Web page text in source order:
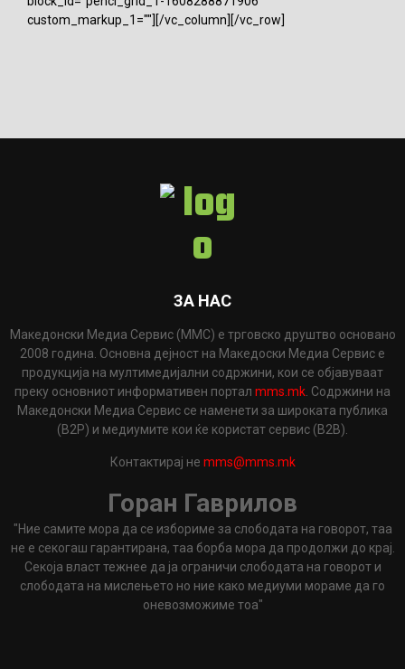
custom_markup_1=""][/vc_column][/vc_row]
ЗА НАС
Македонски Медиа Сервис (ММС) е трговско друштво основано
2008 година. Основна дејност на Македоски Медиа Сервис е
продукција на мултимедијални содржини, кои се објавуваат
преку основниот информативен портал mms.mk . Содржини на
Македонски Медиа Сервис се наменети за широката публика
(B2P) и медиумите кои ќе користат сервис (B2B).
Контактирај не mms@mms.mk
Горан Гаврилов
"Ние самите мора да се избориме за слободата на говорот, таа
не е секогаш гарантирана, таа борба мора да продолжи до крај.
Секоја власт тежнее да ја ограничи слободата на говорот и
слободата на мислењето но ние како медиуми мораме да го
оневозможиме тоа"